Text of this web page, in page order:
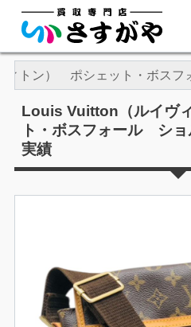
ィトン） ポシェット・ボス
Louis Vuitton（ルイヴ
ト・ボスフォール シ
実績